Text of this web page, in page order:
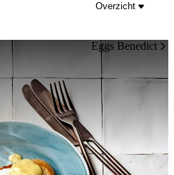
Overzicht
Eggs Benedict